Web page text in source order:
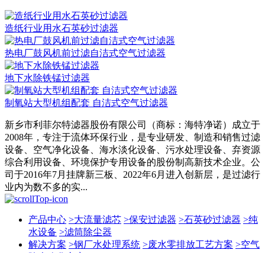
造纸行业用水石英砂过滤器
热电厂鼓风机前过滤自洁式空气过滤器
地下水除铁锰过滤器
制氧站大型机组配套 自洁式空气过滤器
新乡市利菲尔特滤器股份有限公司（商标：海特净诺）成立于
2008年，专注于流体环保行业，是专业研发、制造和销售过滤
设备、空气净化设备、海水淡化设备、污水处理设备、弃资源
综合利用设备、环境保护专用设备的股份制高新技术企业。公
司于2016年7月挂牌新三板、2022年6月进入创新层，是过滤行
业内为数不多的实...
产品中心 >大流量滤芯 >保安过滤器 >石英砂过滤器 >纯
水设备 >滤筒除尘器
解决方案 >钢厂水处理系统 >废水零排放工艺方案 >空气